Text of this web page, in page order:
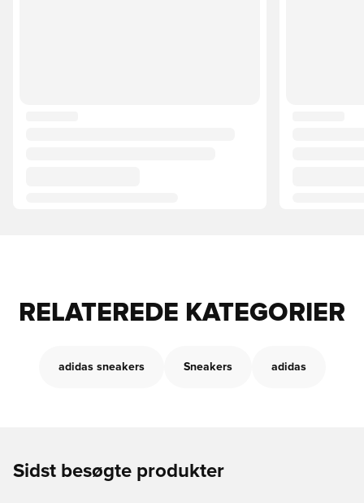
RELATEREDE KATEGORIER
adidas sneakers Sneakers adidas
Sidst besøgte produkter